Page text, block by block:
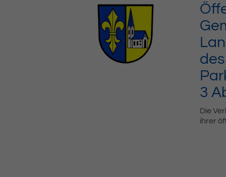
3
Die
ihrer